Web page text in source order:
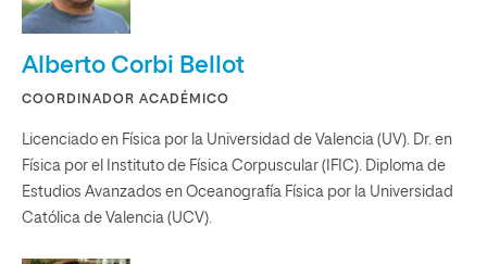
Alberto Corbi Bellot
COORDINADOR ACADÉMICO
Licenciado en Física por la Universidad de Valencia (UV). Dr. en
Física por el Instituto de Física Corpuscular (IFIC). Diploma de
Estudios Avanzados en Oceanografía Física por la Universidad
Católica de Valencia (UCV).